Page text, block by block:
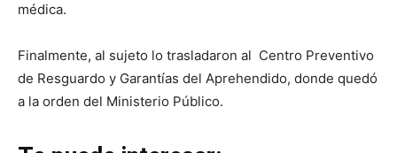
médica.
Finalmente, al sujeto lo trasladaron al Centro Preventivo
de Resguardo y Garantías del Aprehendido, donde quedó
a la orden del Ministerio Público.